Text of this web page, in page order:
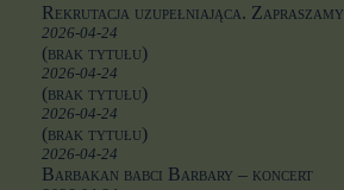
Rekrutacja uzupełniająca. Zapraszamy
2026-04-24
(brak tytułu)
2026-04-24
(brak tytułu)
2026-04-24
(brak tytułu)
2026-04-24
Barbakan babci Barbary – koncert